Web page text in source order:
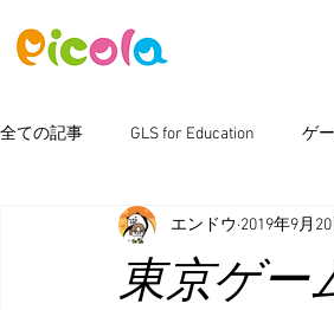
全ての記事 GLS for Education ゲ
ピコラボ08號講座 Photoshop
東京ゲー
エンドウ 2019年9月20